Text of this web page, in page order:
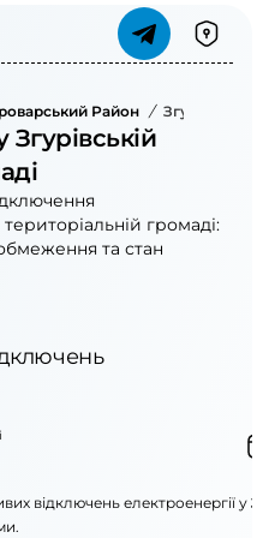
Район / Згурівська
громаді:
та стан
відключень електроенергії у